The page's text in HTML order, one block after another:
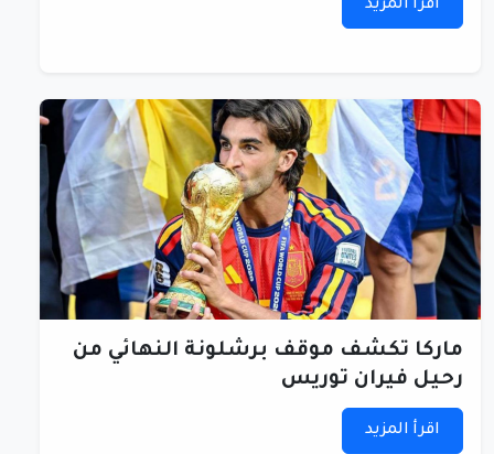
اقرأ المزيد
ماركا تكشف موقف برشلونة النهائي من
رحيل فيران توريس
اقرأ المزيد